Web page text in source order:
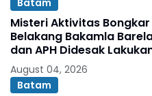
Misteri Aktivitas
Belakang Bakamla
dan APH Didesak
August 04, 2026
Batam